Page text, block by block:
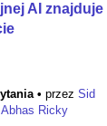
AI znajduje
• przez Sid
Abhas Ricky